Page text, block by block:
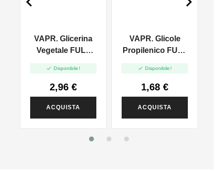
VAPR. Glicerina
Vegetale FULL
120ml
 Disponibile!
2,96 €
ACQUISTA
VAPR. Glicole
Propilenico FULL
 Disponibile!
1,68 €
ACQUISTA